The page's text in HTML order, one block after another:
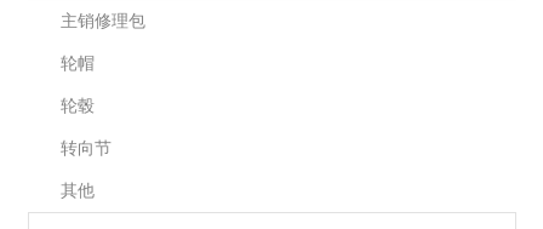
主销修理包
轮帽
轮毂
转向节
其他